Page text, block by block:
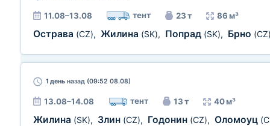
11.08–13.08 тент 23 т 86 м³
Острава (CZ), Жилина (SK), Попрад (SK), Брно
1 день назад (09:52 08.08)
13.08–14.08 тент 13 т 40 м³
Жилина (SK), Злин (CZ), Годонин (CZ), Оломоуц